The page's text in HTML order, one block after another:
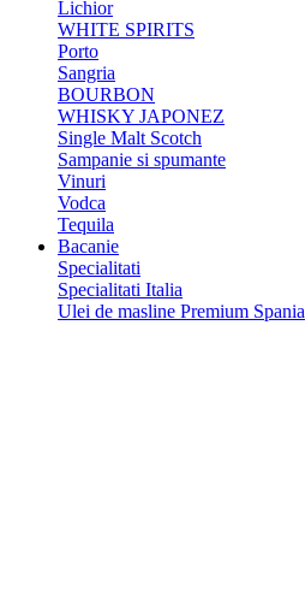
Lichior
WHITE SPIRITS
Porto
Sangria
BOURBON
WHISKY JAPONEZ
Single Malt Scotch
Sampanie si spumante
Vinuri
Vodca
Tequila
Bacanie
Specialitati
Specialitati Italia
Ulei de masline Premium Spania